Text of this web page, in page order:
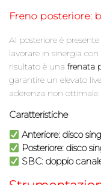
Freno posteriore:
Al posteriore è
lavorare in sinergia
risultato è una frenata
garantire un elevato
aderenza non ottimale.
Caratteristiche
Anteriore: disco
Posteriore: disco
SBC: doppio